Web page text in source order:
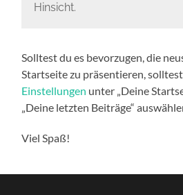
Hinsicht.
Solltest du es bevorzugen, die
Startseite zu präsentieren,
Einstellungen unter „Deine
„Deine letzten Beiträge“
Viel Spaß!